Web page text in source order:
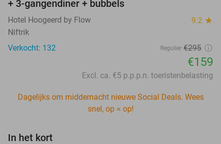
+ 3-gangendiner + bubbels
Hotel Hoogeerd by Flow 9.2 star
Niftrik
Verkocht: 132
Regulier €295
€159
Excl. ca. €5 p.p.p.n. toeristenbelasting
Dagelijks om middernacht nieuwe Social Deals. Wees
snel, op = op!
In het kort